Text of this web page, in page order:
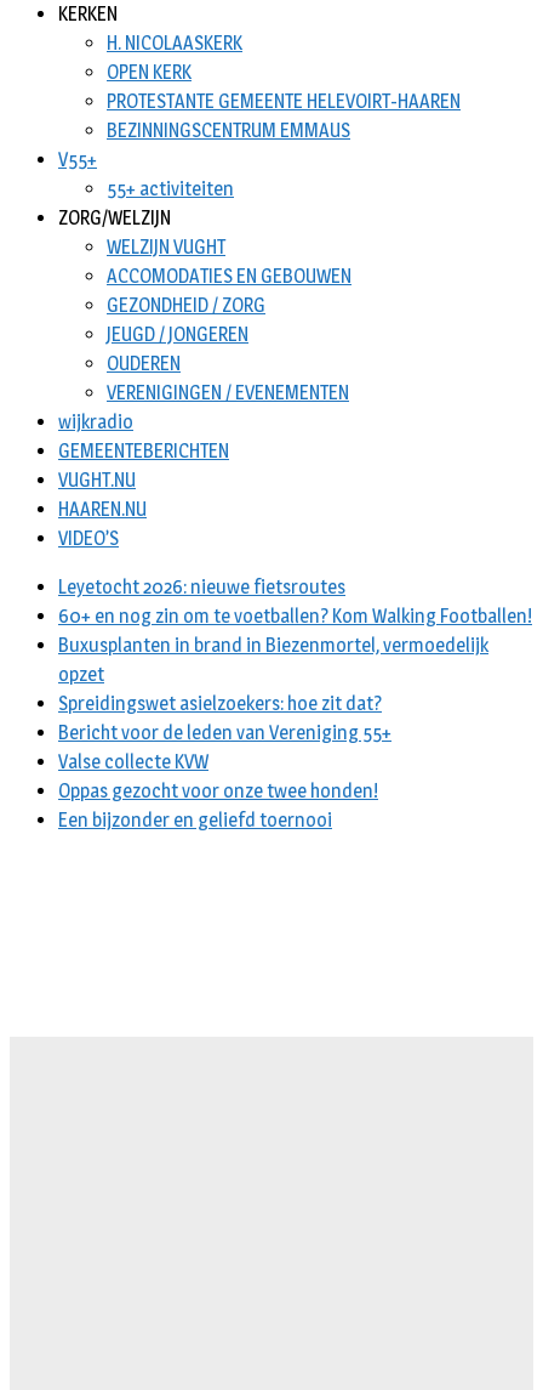
KERKEN
H. NICOLAASKERK
OPEN KERK
PROTESTANTE GEMEENTE HELEVOIRT-HAAREN
BEZINNINGSCENTRUM EMMAUS
V55+
55+ activiteiten
ZORG/WELZIJN
WELZIJN VUGHT
ACCOMODATIES EN GEBOUWEN
GEZONDHEID / ZORG
JEUGD / JONGEREN
OUDEREN
VERENIGINGEN / EVENEMENTEN
wijkradio
GEMEENTEBERICHTEN
VUGHT.NU
HAAREN.NU
VIDEO’S
Leyetocht 2026: nieuwe fietsroutes
60+ en nog zin om te voetballen? Kom Walking Footballen!
Buxusplanten in brand in Biezenmortel, vermoedelijk
opzet
Spreidingswet asielzoekers: hoe zit dat?
Bericht voor de leden van Vereniging 55+
Valse collecte KVW
Oppas gezocht voor onze twee honden!
Een bijzonder en geliefd toernooi